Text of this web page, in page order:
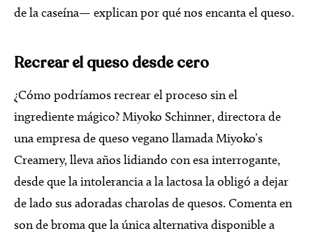
de la caseína— explican por qué nos encanta el queso.
Recrear el queso desde cero
¿Cómo podríamos recrear el proceso sin el
ingrediente mágico? Miyoko Schinner, directora de
una empresa de queso vegano llamada Miyoko’s
Creamery, lleva años lidiando con esa interrogante,
desde que la intolerancia a la lactosa la obligó a dejar
de lado sus adoradas charolas de quesos. Comenta en
son de broma que la única alternativa disponible a